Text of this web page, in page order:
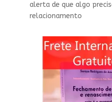
alerta de que algo
relacionamento